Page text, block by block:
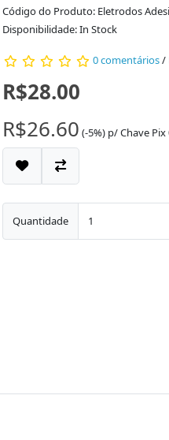
Código do Produto: Eletrodos
Disponibilidade: In Stock
0 comentários/
R$28.00
R$26.60 (-5%) p/Chave Pix
Quantidade